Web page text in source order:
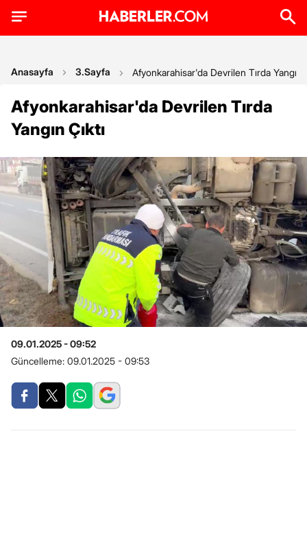
Anasayfa 3.Sayfa Afyonkarahisar'da Devrilen Tırda Yangın
Afyonkarahisar'da Devrilen Tırda
Yangın Çıktı
09.01.2025 - 09:52
Güncelleme: 09.01.2025 - 09:53